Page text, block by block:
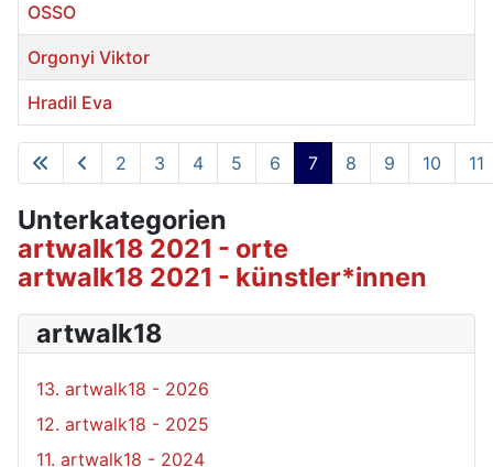
Beiträge
OSSO
Orgonyi Viktor
Hradil Eva
Seite 7 von 13
2 3 4 5 6 7 8 9 10 11
Unterkategorien
artwalk18 2021 - orte
artwalk18 2021 - künstler*innen
artwalk18
13. artwalk18 - 2026
12. artwalk18 - 2025
11. artwalk18 - 2024